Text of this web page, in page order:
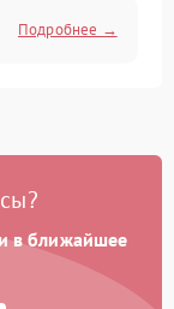
Подробнее →
Подробнее →
в ближайшее